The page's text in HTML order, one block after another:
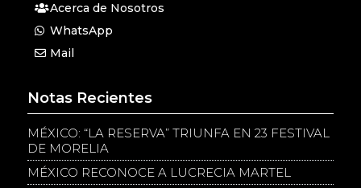
Acerca de Nosotros
WhatsApp
Mail
Notas Recientes
MÉXICO: “LA RESERVA” TRIUNFA EN 23 FESTIVAL
DE MORELIA
MÉXICO RECONOCE A LUCRECIA MARTEL